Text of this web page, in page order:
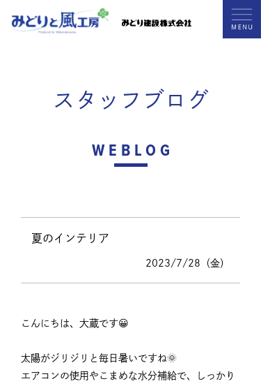
スタッフブログ
WEBLOG
夏のインテリア
2023/7/28（金）
こんにちは、大蔵です😀
太陽がジリジリと毎日暑いですね🌞
エアコンの使用やこまめな水分補給で、しっかり